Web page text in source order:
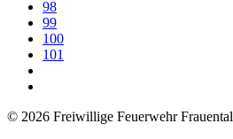
98
99
100
101
© 2026 Freiwillige Feuerwehr Frauental